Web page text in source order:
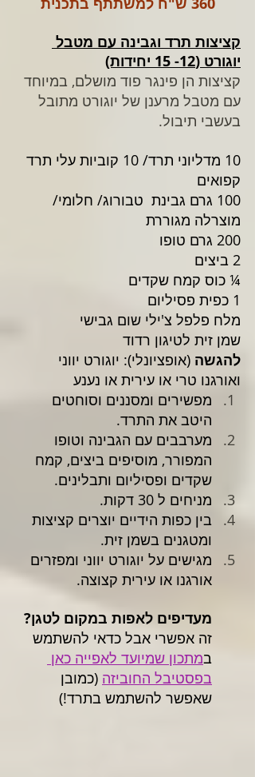
קציצות תרד וגבינה עם מטבל
יוגורט (12- 15 יחידות)
קציצות הן פינגר פוד מושלם, במיוחד
עם מטבל מרענן של יוגורט מתובל
בעשבי תיבול.
10 מדליוני תרד/ 10 קוביות עלי תרד
קפואים
100 גרם גבינת  טבורוג/ חלומי/
מוצרלה מגוררת
200 גרם טופו
2 ביצים
¼ כוס קמח שקדים
1 כפית פסיליום
מלח פלפל צ'ילי שום גבישי
שמן זית לטיגון רדוד
להגשה (אופציונלי): יוגורט יווני
ואורגנו טרי או עירית או נענע
מפשירים ומסננים וסוחטים
היטב את התרד.
מערבבים עם הגבינה וטופו
המפורר, מוסיפים ביצים, קמח
שקדים ופסיליום ותבלינים.
מניחים ל 30 דקות.
בין כפות הידיים יוצרים קציצות
ומטגנים בשמן זית.
מגישים על יוגורט יווני ומפזרים
אורגנו או עירית קצוצה.
מעדיפים לאפות במקום לטגן?
זה אפשרי אבל כדאי להשתמש
במתכון שמיועד לאפייה כאן
בפסטיבל החוביזה (כמובן
שאפשר להשתמש בתרד!)